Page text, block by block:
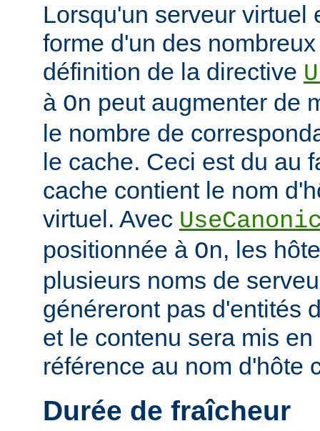
Lorsqu'un serveur virtuel
forme d'un des
définition de la directive
à On peut augmenter de
le nombre de
le cache. Ceci est du au
cache contient le nom
virtuel. Avec
positionnée à On, les
plusieurs noms de
généreront pas d'entités
et le contenu sera mis
référence au nom d'hôte
Durée de fraîcheur